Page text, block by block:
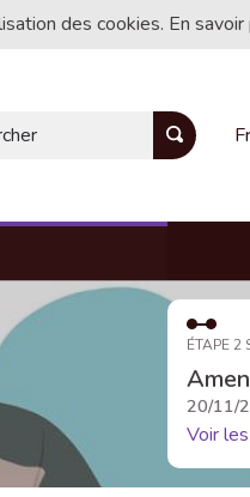
des cookies. En
ÉTAPE 2
20/11/
Voir